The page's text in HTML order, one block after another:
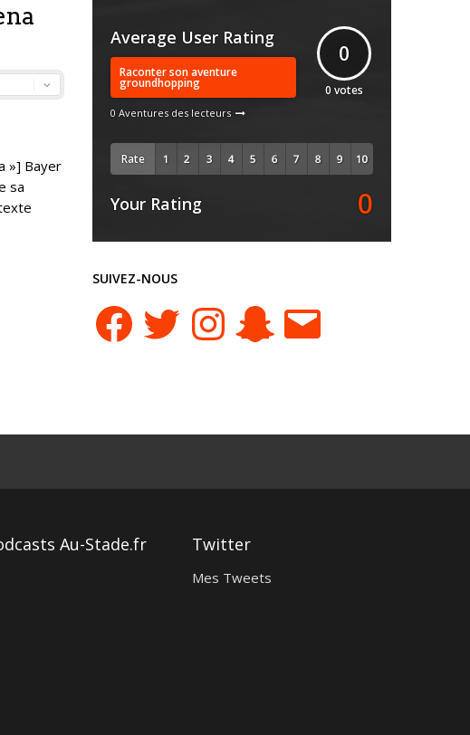
»] Bayer
sa
Average User Rating
Raconter son aventure
groundhopping
0 Aventures des lecteurs
0
0 votes
Rate
Your Rating 0
SUIVEZ-NOUS
FacebookTwitter InstagramSnapchatE-
mail
Au-Stade.fr Twitter
Mes Tweets